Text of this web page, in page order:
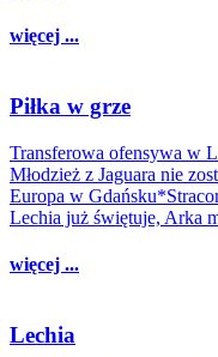
więcej ...
Piłka w grze
Transferowa ofensywa w
Młodzież z Jaguara nie
Europa w
Lechia już świętuje, Arka
więcej ...
Lechia